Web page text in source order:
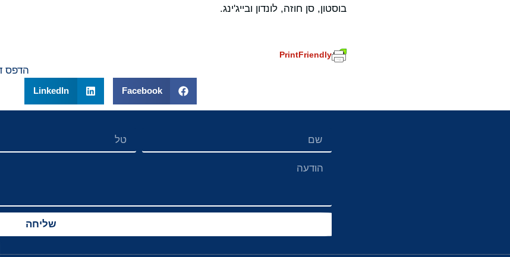
בוסטון, סן חוזה, לונדון ובייג'ינג.
PrintFriendly
הדפס
Facebook
LinkedIn
שליחה